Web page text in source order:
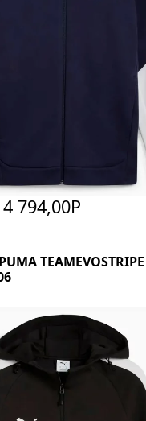
4 794,00Р
TEAMEVOSTRIPE